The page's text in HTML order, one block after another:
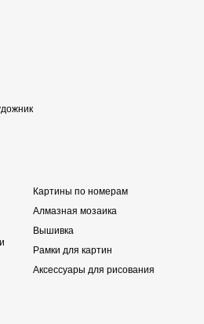
Картины по номерам
Алмазная мозаика
Вышивка
Рамки для картин
Аксессуары для рисования